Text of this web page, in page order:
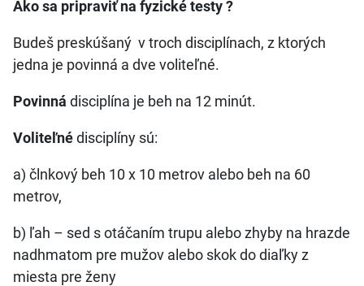
Ako sa pripraviť na fyzické testy ?
Budeš preskúšaný v troch disciplínach, z ktorých
jedna je povinná a dve voliteľné.
Povinná disciplína je beh na 12 minút.
Voliteľnédisciplíny sú:
a) člnkový beh 10 x 10 metrov alebo beh na 60
metrov,
b) ľah – sed s otáčaním trupu alebo zhyby na hrazde
nadhmatom pre mužov alebo skok do diaľky z
miesta pre ženy